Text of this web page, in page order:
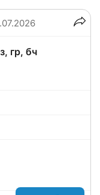
гр, бч